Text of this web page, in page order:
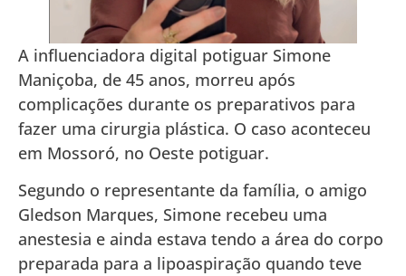
A influenciadora digital potiguar Simone
Maniçoba, de 45 anos, morreu após
complicações durante os preparativos para
fazer uma cirurgia plástica. O caso aconteceu
em Mossoró, no Oeste potiguar.
Segundo o representante da família, o amigo
Gledson Marques, Simone recebeu uma
anestesia e ainda estava tendo a área do corpo
preparada para a lipoaspiração quando teve